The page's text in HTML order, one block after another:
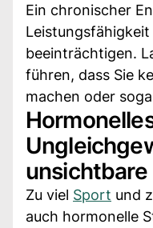
Ein chronischer
Leistungsfähigkeit
beeinträchtigen.
führen, dass Sie
machen oder
unsichtbare
Zu viel Sport und
auch hormonelle